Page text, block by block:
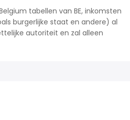
tabellen van BE, inkomsten
burgerlijke staat en andere) al
autoriteit en zal alleen